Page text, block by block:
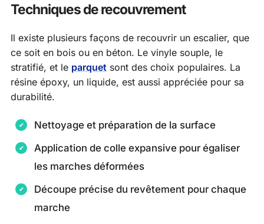
Techniques de recouvrement
Il existe plusieurs façons de recouvrir un escalier, que
ce soit en bois ou en béton. Le vinyle souple, le
stratifié, et le parquet sont des choix populaires. La
résine époxy, un liquide, est aussi appréciée pour sa
durabilité.
Nettoyage et préparation de la surface
Application de colle expansive pour égaliser
les marches déformées
Découpe précise du revêtement pour chaque
marche